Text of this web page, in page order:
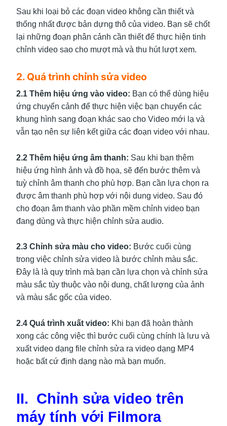
Sau khi loại bỏ các đoạn video không cần thiết và
thống nhất được bản dựng thô của video. Bạn sẽ chốt
lại những đoạn phân cảnh cần thiết để thực hiện tinh
chỉnh video sao cho mượt mà và thu hút lượt xem.
2. Quá trình chỉnh sửa video
2.1 Thêm hiệu ứng vào video: Bạn có thể dùng hiệu
ứng chuyển cảnh để thực hiện việc bạn chuyển các
khung hình sang đoạn khác sao cho Video mới lạ và
vẫn tạo nên sự liên kết giữa các đoạn video với nhau.
2.2 Thêm hiệu ứng âm thanh: Sau khi bạn thêm
hiệu ứng hình ảnh và đồ họa, sẽ đến bước thêm và
tuỳ chỉnh âm thanh cho phù hợp. Bạn cần lựa chọn ra
được âm thanh phù hợp với nội dung video. Sau đó
cho đoạn âm thanh vào phần mềm chỉnh video bạn
đang dùng và thực hiện chỉnh sửa audio.
2.3 Chỉnh sửa màu cho video: Bước cuối cùng
trong việc chỉnh sửa video là bước chỉnh màu sắc.
Đây là là quy trình mà bạn cần lựa chọn và chỉnh sửa
màu sắc tùy thuộc vào nội dung, chất lượng của ảnh
và màu sắc gốc của video.
2.4 Quá trình xuất video: Khi bạn đã hoàn thành
xong các công việc thì bước cuối cùng chính là lưu và
xuất video dạng file chỉnh sửa ra video dạng MP4
hoặc bất cứ định dạng nào mà bạn muốn.
II. Chỉnh sửa video trên
máy tính với Filmora